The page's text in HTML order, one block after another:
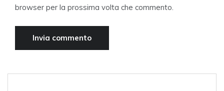
browser per la prossima volta che commento.